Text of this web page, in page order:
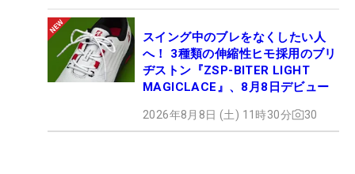
スイング中のブレをなくしたい人
へ！ 3種類の伸縮性ヒモ採用のブリ
ヂストン『ZSP-BITER LIGHT
MAGICLACE』、8月8日デビュー
2026年8月8日 (土) 11時30分 30